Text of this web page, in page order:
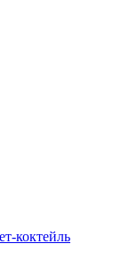
коктейль